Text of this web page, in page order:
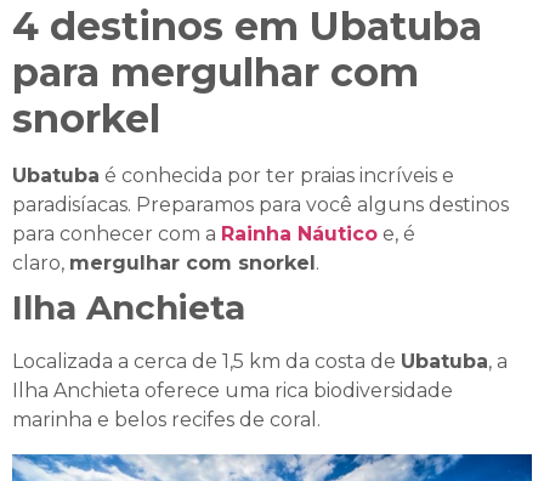
4 destinos em Ubatuba
para mergulhar com
snorkel
Ubatuba é conhecida por ter praias incríveis e
paradisíacas. Preparamos para você alguns destinos
para conhecer com a Rainha Náutico e, é
claro, mergulhar com snorkel.
Ilha Anchieta
Localizada a cerca de 1,5 km da costa de Ubatuba, a
Ilha Anchieta oferece uma rica biodiversidade
marinha e belos recifes de coral.